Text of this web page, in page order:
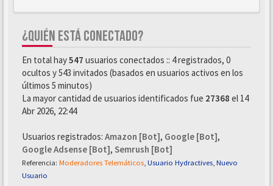
¿QUIÉN ESTÁ CONECTADO?
En total hay547 usuarios conectados :: 4 registrados, 0
ocultos y 543 invitados (basados en usuarios activos en los
últimos 5 minutos)
La mayor cantidad de usuarios identificados fue 27368 el 14
Abr 2026, 22:44
Usuarios registrados: Amazon [Bot], Google [Bot],
Google Adsense [Bot], Semrush [Bot]
Referencia: Moderadores Telemáticos Usuario Hydractives Nuevo
Usuario